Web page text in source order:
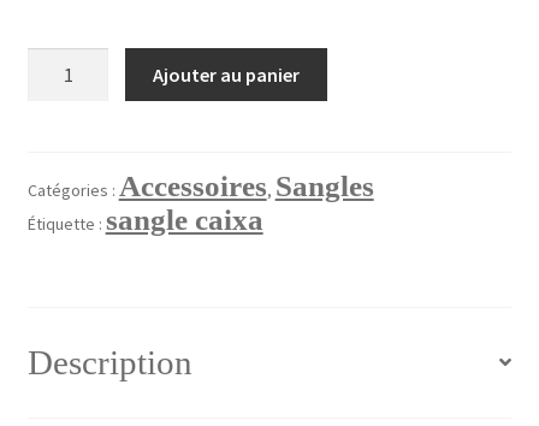
Validation de la commande
40mm
Réf:
sang1
Ajouter au panier
Catégories : Accessoires, Sangles
Étiquette : sangle caixa
Description